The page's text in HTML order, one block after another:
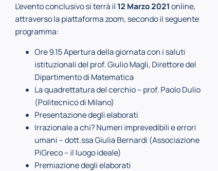
L'evento conclusivo si terrà il 12 Marzo 2021 online,
attraverso la piattaforma zoom, secondo il seguente
programma:
Ore 9.15 Apertura della giornata con i saluti
istituzionali del prof. Giulio Magli, Direttore del
Dipartimento di Matematica
La quadrettatura del cerchio – prof. Paolo Dulio
(Politecnico di Milano)
Presentazione degli elaborati
Irrazionale a chi? Numeri imprevedibili e errori
umani – dott.ssa Giulia Bernardi (Associazione
PiGreco – il luogo ideale)
Premiazione degli elaborati